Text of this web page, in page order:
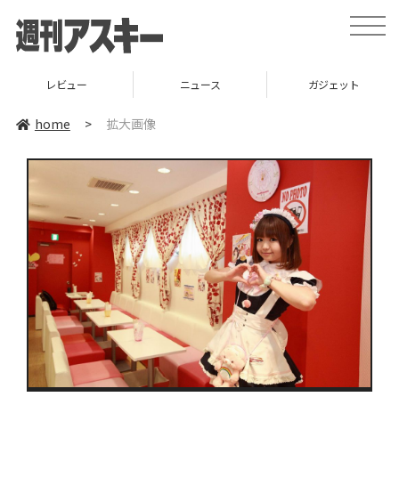
toggle
レビュー ニュース ガジェット
home > 拡大画像